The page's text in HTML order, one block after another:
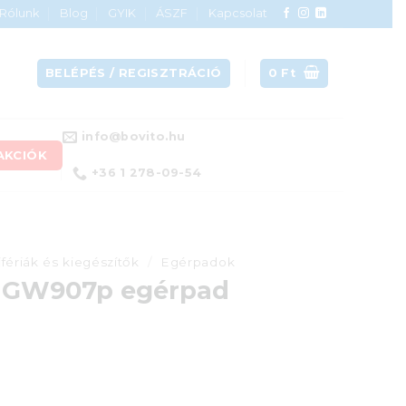
Rólunk Blog GYIK ÁSZF
Kapcsolat
BELÉPÉS / REGISZTRÁCIÓ 0 Ft
info@bovito.hu
+36 1 278-09-54
és kiegészítők Egérpadok
egérpad